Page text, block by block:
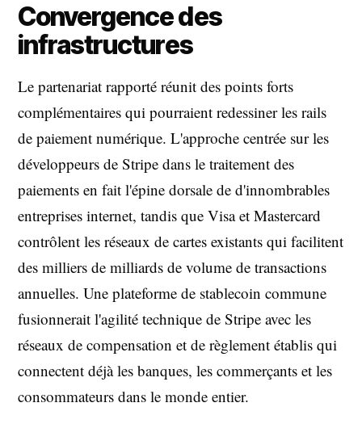
Convergence des
infrastructures
Le partenariat rapporté réunit des points forts
complémentaires qui pourraient redessiner les rails
de paiement numérique. L'approche centrée sur les
développeurs de Stripe dans le traitement des
paiements en fait l'épine dorsale de d'innombrables
entreprises internet, tandis que Visa et Mastercard
contrôlent les réseaux de cartes existants qui facilitent
des milliers de milliards de volume de transactions
annuelles. Une plateforme de stablecoin commune
fusionnerait l'agilité technique de Stripe avec les
réseaux de compensation et de règlement établis qui
connectent déjà les banques, les commerçants et les
consommateurs dans le monde entier.